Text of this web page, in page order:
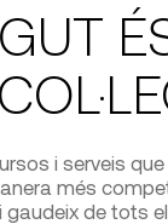
i serveis
més
de tots